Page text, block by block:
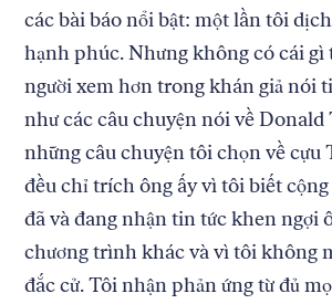
các bài báo nổi bật: một lần tôi
hạnh phúc. Nhưng không có cái
người xem hơn trong khán giả nói
như các câu chuyện nói về
những câu chuyện tôi chọn về cựu
đều chỉ trích ông ấy vì tôi biết
đã và đang nhận tin tức khen ngợi
chương trình khác và vì tôi không
đắc cử. Tôi nhận phản ứng từ đủ